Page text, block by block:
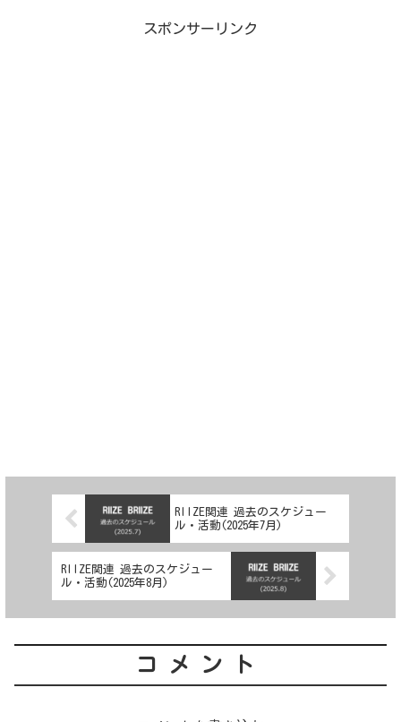
スポンサーリンク
RIIZE関連 過去のスケジュー
ル・活動(2025年7月)
RIIZE関連 過去のスケジュー
ル・活動(2025年8月)
コメント